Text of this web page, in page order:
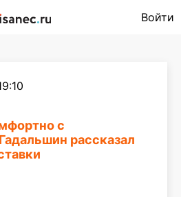
Войти
с
рассказал